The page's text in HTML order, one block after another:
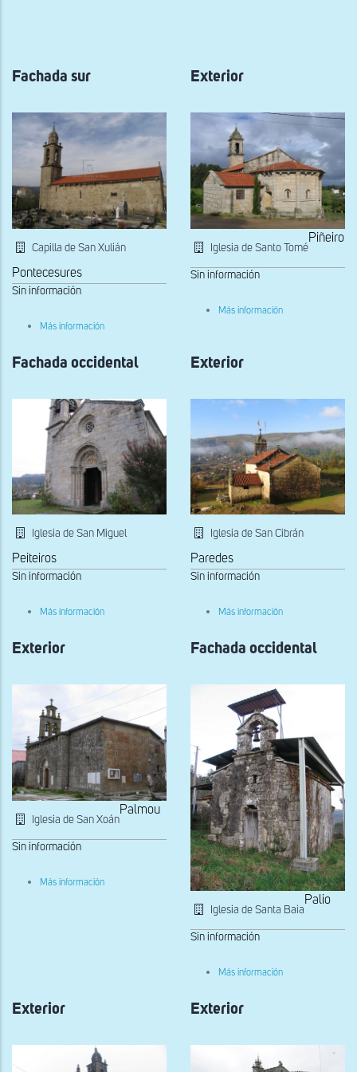
navegación
Fachada sur
Capilla de San Xulián
Pontecesures
Sin información
Más información
Exterior
Iglesia de Santo Tomé
Piñeiro
Sin información
Más información
Fachada occidental
Iglesia de San Miguel
Peiteiros
Sin información
Más información
Exterior
Iglesia de San Cibrán
Paredes
Sin información
Más información
Exterior
Iglesia de San Xoán
Palmou
Sin información
Más información
Fachada occidental
Iglesia de Santa Baia
Palio
Sin información
Más información
Exterior Exterior